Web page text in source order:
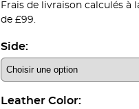
Frais de livraison calculés à
de £99.
Side:
Leather Color: